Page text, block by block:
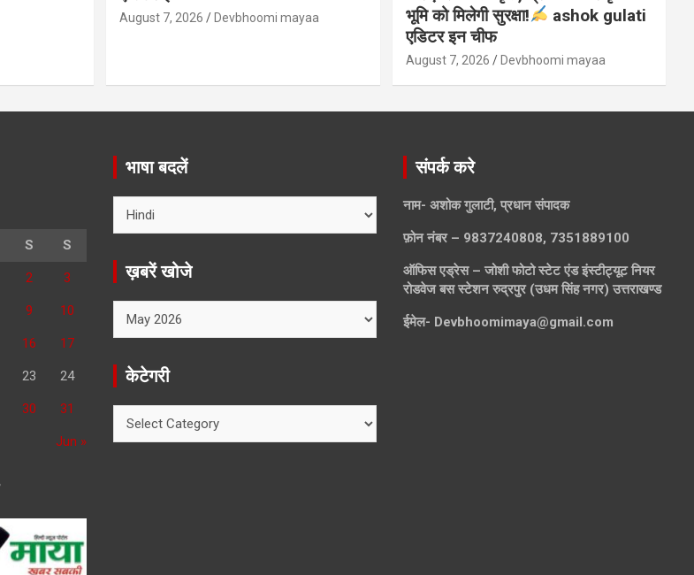
August 7, 2026 Devbhoomi mayaa
भूमि को मिलेगी सुरक्षा!
ashok gulati
एडिटर इन चीफ
August 7, 2026 Devbhoomi mayaa
S S
2 3
9 10
16 17
23 24
30 31
Jun »
भाषा बदलें
ख़बरें खोजे
खोजे
केटेगरी
संपर्क करे
नाम- अशोक गुलाटी, प्रधान संपादक
फ़ोन नंबर – 9837240808, 7351889100
ऑफिस एड्रेस – जोशी फोटो स्टेट एंड इंस्टीट्यूट नियर
रोडवेज बस स्टेशन रुद्रपुर (उधम सिंह नगर) उत्तराखण्ड
ईमेल- Devbhoomimaya@gmail.com